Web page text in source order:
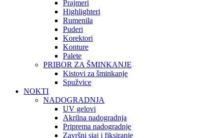
Prajmeri
Highlighteri
Rumenila
Puderi
Korektori
Konture
Palete
PRIBOR ZA ŠMINKANJE
Kistovi za šminkanje
Spužvice
NOKTI
NADOGRADNJA
UV gelovi
Akrilna nadogradnja
Priprema nadogradnje
Završni sjaj i fiksiranje